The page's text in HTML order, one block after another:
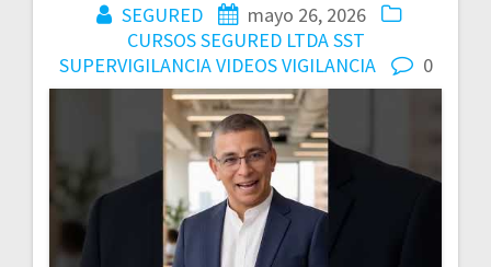
SEGURED
mayo 26, 2026
CURSOSSEGURED LTDASST
SUPERVIGILANCIAVIDEOSVIGILANCIA 0